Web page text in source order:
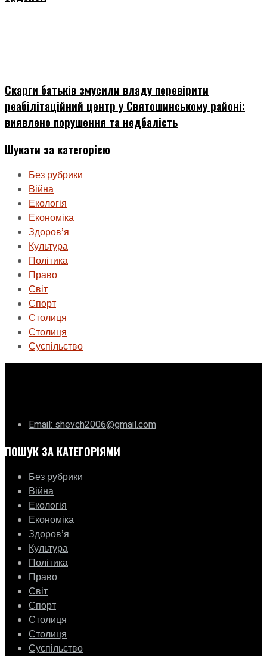
Скарги батьків змусили владу перевірити
реабілітаційний центр у Святошинському районі:
виявлено порушення та недбалість
Шукати за категорією
Без рубрики
Війна
Екологія
Економіка
Здоровʼя
Культура
Політика
Право
Світ
Спорт
Столиця
Столиця
Суспільство
Email: shevch2006@gmail.com
ПОШУК ЗА КАТЕГОРІЯМИ
Без рубрики
Війна
Екологія
Економіка
Здоровʼя
Культура
Політика
Право
Світ
Спорт
Столиця
Столиця
Суспільство